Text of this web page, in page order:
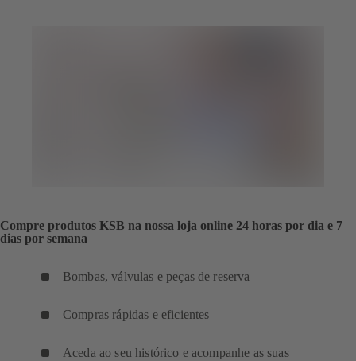
Compre produtos KSB na nossa loja online 24 horas por dia e 7
dias por semana
Bombas, válvulas e peças de reserva
Compras rápidas e eficientes
Aceda ao seu histórico e acompanhe as suas